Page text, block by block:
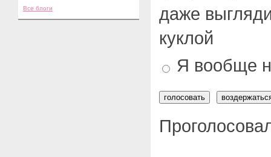
Все блоги
даже
куклой
Я вообще